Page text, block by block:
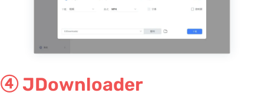
④ JDownloader